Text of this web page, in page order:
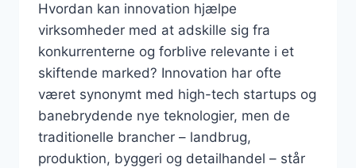
Hvordan kan innovation hjælpe
virksomheder med at adskille sig fra
konkurrenterne og forblive relevante i et
skiftende marked? Innovation har ofte
været synonymt med high-tech startups og
banebrydende nye teknologier, men de
traditionelle brancher – landbrug,
produktion, byggeri og detailhandel – står